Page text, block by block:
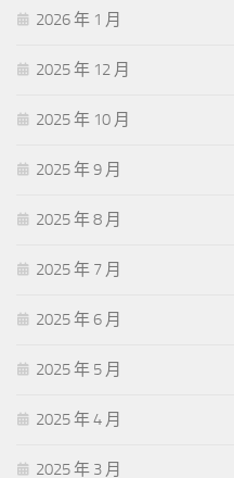
2026 年 1 月
2025 年 12 月
2025 年 10 月
2025 年 9 月
2025 年 8 月
2025 年 7 月
2025 年 6 月
2025 年 5 月
2025 年 4 月
2025 年 3 月